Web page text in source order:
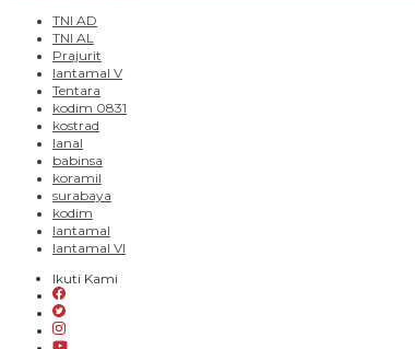
TNI AD
TNI AL
Prajurit
lantamal V
Tentara
kodim 0831
kostrad
lanal
babinsa
koramil
surabaya
kodim
lantamal
lantamal VI
Ikuti Kami